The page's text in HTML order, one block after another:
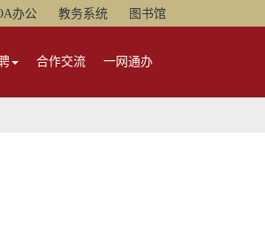
办公 教务系统 图书馆
合作交流 一网通办